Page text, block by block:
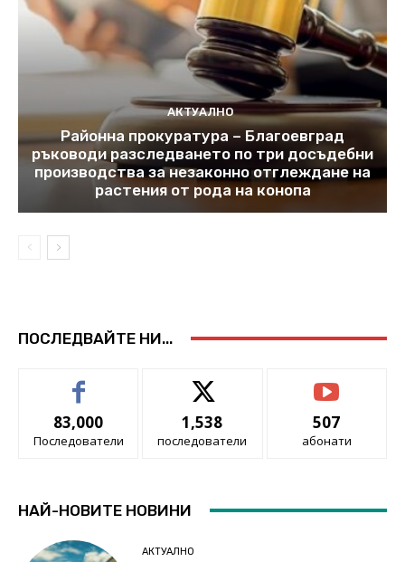
АКТУАЛНО
Районна прокуратура – Благоевград
ръководи разследването по три досъдебни
производства за незаконно отглеждане на
растения от рода на конопа
ПОСЛЕДВАЙТЕ НИ...
83,000
Последователи
1,538
последователи
507
абонати
НАЙ-НОВИТЕ НОВИНИ
АКТУАЛНО